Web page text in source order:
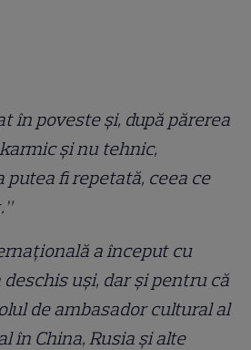
în poveste și, după părerea
și nu tehnic,
putea fi repetată, ceea ce
a început cu
uși, dar și pentru că
de ambasador cultural al
în China, Rusia și alte